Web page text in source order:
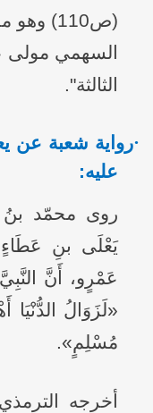
(ص110)
السهمي مولى
الثالثة".
·رواية شعبة عن
عليه:
روى محمّد
يَعْلَى بنِ
عَمْرٍو، أَنَّ
«لَزَوَالُ
مُسْلِمٍ».